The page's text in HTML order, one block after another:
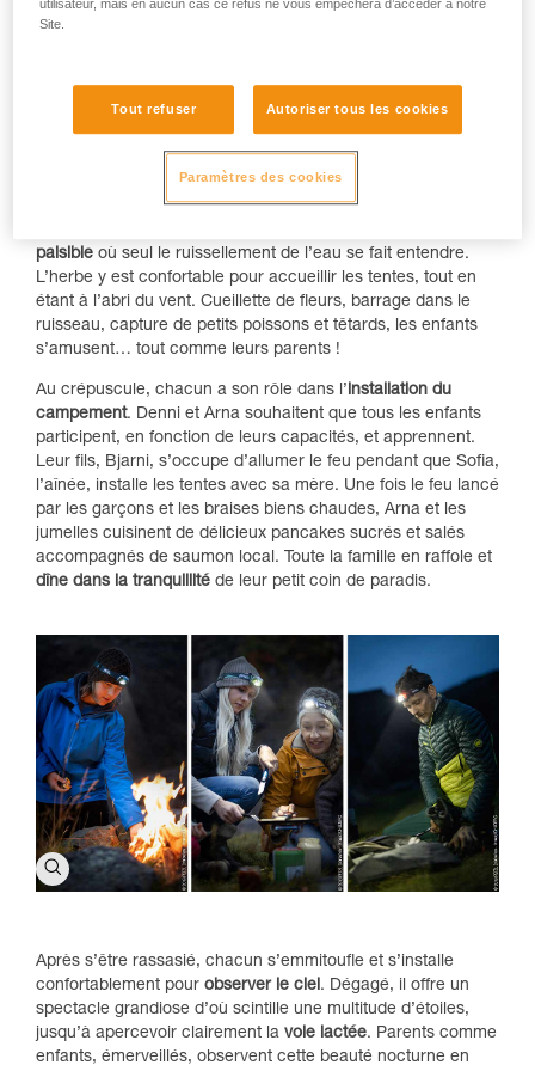
spot de campingque cette famille islandaise aime tant ne
se trouve qu’à quelques kilomètres de la maison, dans la
même vallée. Les benjamines de la famille, des jumelles de 6
ans, adorent elles aussi marcher. Pour se rendre à leur
bivouac, il faut moins d’une heure de randonnée, de quoi
paisible où seul le ruissellement de l’eau se fait entendre.
L’herbe y est confortable pour accueillir les tentes, tout en
étant à l’abri du vent. Cueillette de fleurs, barrage dans le
ruisseau, capture de petits poissons et têtards, les enfants
s’amusent… tout comme leurs parents !
Au crépuscule, chacun a son rôle dans l’installation du
campement. Denni et Arna souhaitent que tous les enfants
participent, en fonction de leurs capacités, et apprennent.
Leur fils, Bjarni, s’occupe d’allumer le feu pendant que Sofia,
l’aînée, installe les tentes avec sa mère. Une fois le feu lancé
par les garçons et les braises biens chaudes, Arna et les
jumelles cuisinent de délicieux pancakes sucrés et salés
accompagnés de saumon local. Toute la famille en raffole et
dîne dans la tranquillité de leur petit coin de paradis.
Après s’être rassasié, chacun s’emmitoufle et s’installe
confortablement pour observer le ciel . Dégagé, il offre un
spectacle grandiose d’où scintille une multitude d’étoiles,
jusqu’à apercevoir clairement la voie lactée. Parents comme
enfants, émerveillés, observent cette beauté nocturne en
utilisateur, mais en aucun cas ce refus ne vous empêchera d’accéder à notre
Site.
Tout refuser Autoriser tous les cookies
Paramètres des cookies